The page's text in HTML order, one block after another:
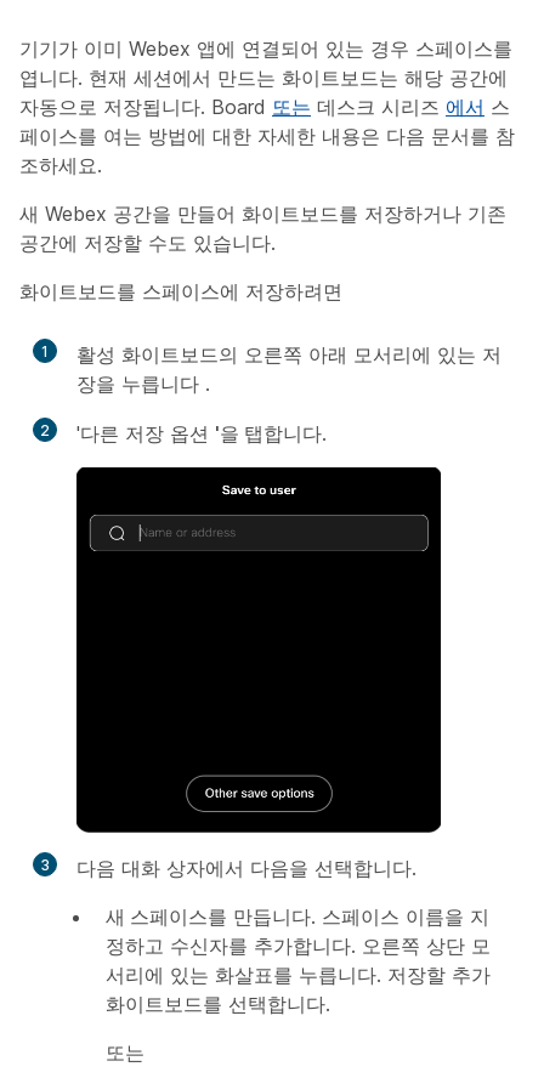
기기가 이미 Webex 앱에 연결되어 있는 경우 스페이스를
엽니다. 현재 세션에서 만드는 화이트보드는 해당 공간에
자동으로 저장됩니다. Board 또는 데스크 시리즈 에서 스
페이스를 여는 방법에 대한 자세한 내용은 다음 문서를 참
조하세요.
새 Webex 공간을 만들어 화이트보드를 저장하거나 기존
공간에 저장할 수도 있습니다.
화이트보드를 스페이스에 저장하려면
1
활성 화이트보드의 오른쪽 아래 모서리에 있는 저
장을 누릅니다 .
2 '다른 저장 옵션 '을 탭합니다.
3
다음 대화 상자에서 다음을 선택합니다.
새 스페이스를 만듭니다. 스페이스 이름을 지
정하고 수신자를 추가합니다. 오른쪽 상단 모
서리에 있는 화살표를 누릅니다. 저장할 추가
화이트보드를 선택합니다.
또는